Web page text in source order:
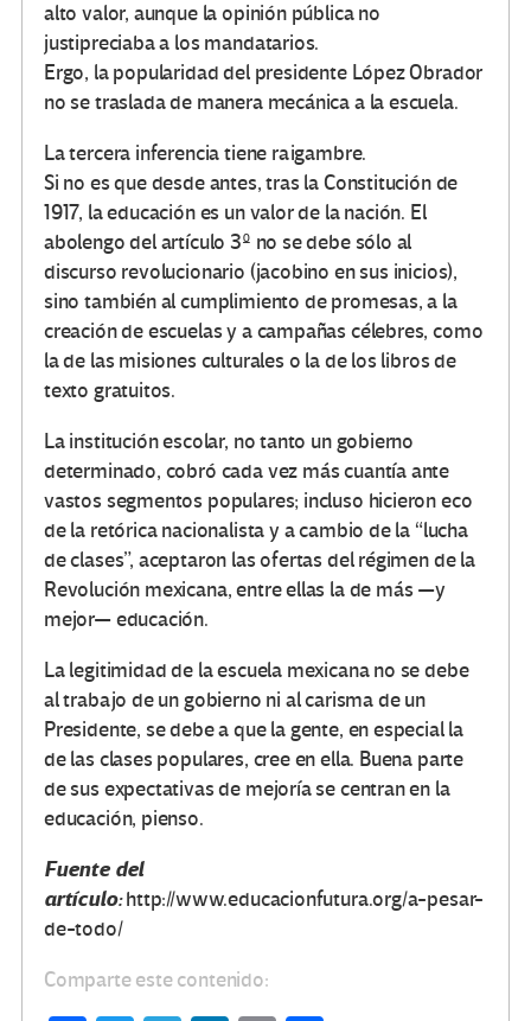
alto valor, aunque la opinión pública no
justipreciaba a los mandatarios.
Ergo, la popularidad del presidente López Obrador
no se traslada de manera mecánica a la escuela.
La tercera inferencia tiene raigambre.
Si no es que desde antes, tras la Constitución de
1917, la educación es un valor de la nación. El
abolengo del artículo 3º no se debe sólo al
discurso revolucionario (jacobino en sus inicios),
sino también al cumplimiento de promesas, a la
creación de escuelas y a campañas célebres, como
la de las misiones culturales o la de los libros de
texto gratuitos.
La institución escolar, no tanto un gobierno
determinado, cobró cada vez más cuantía ante
vastos segmentos populares; incluso hicieron eco
de la retórica nacionalista y a cambio de la “lucha
de clases”, aceptaron las ofertas del régimen de la
Revolución mexicana, entre ellas la de más —y
mejor— educación.
La legitimidad de la escuela mexicana no se debe
al trabajo de un gobierno ni al carisma de un
Presidente, se debe a que la gente, en especial la
de las clases populares, cree en ella. Buena parte
de sus expectativas de mejoría se centran en la
educación, pienso.
Fuente del
artículo:http://www.educacionfutura.org/a-pesar-
de-todo/
Comparte este contenido: